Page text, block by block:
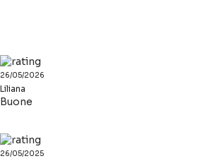
26/05/2026
Liliana
Buone
26/05/2025